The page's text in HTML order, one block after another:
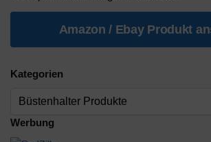
Amazon / Ebay Produkt
Kategorien
Werbung